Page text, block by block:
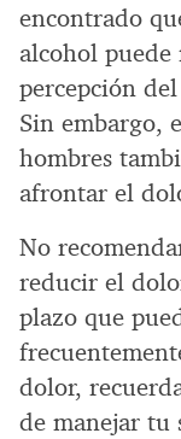
encontrado
alcohol
percepción
Sin embargo,
hombres
afrontar el
No
reducir el
plazo que
dolor,
de manejar tu